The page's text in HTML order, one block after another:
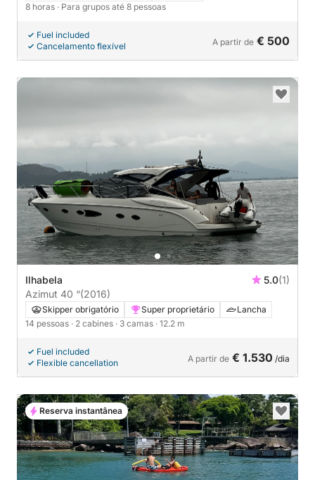
8 horas · Para grupos até 8 pessoas
Fuel included
Cancelamento flexível
A partir de € 500
Ilhabela 5.0(1)
Azimut 40 “(2016)
Skipper obrigatório Super proprietário
Lancha
14 pessoas · 2 cabines · 3 camas · 12.2 m
Fuel included
Flexible cancellation
A partir de € 1.530 /dia
Reserva instantânea